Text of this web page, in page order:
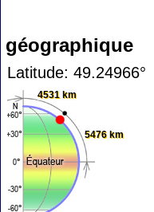
géographique
Latitude: 49.24966°
4531 km
5476 km